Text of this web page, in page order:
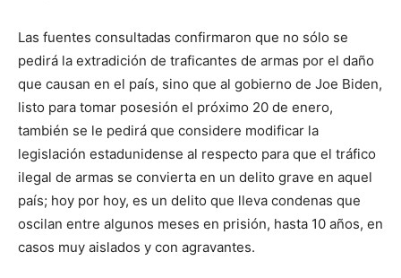
Las fuentes consultadas confirmaron que no sólo se
pedirá la extradición de traficantes de armas por el daño
que causan en el país, sino que al gobierno de Joe Biden,
listo para tomar posesión el próximo 20 de enero,
también se le pedirá que considere modificar la
legislación estadunidense al respecto para que el tráfico
ilegal de armas se convierta en un delito grave en aquel
país; hoy por hoy, es un delito que lleva condenas que
oscilan entre algunos meses en prisión, hasta 10 años, en
casos muy aislados y con agravantes.